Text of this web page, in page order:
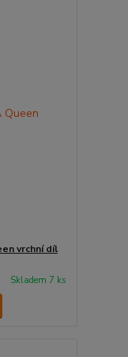
vrchní díl
Skladem 7 ks